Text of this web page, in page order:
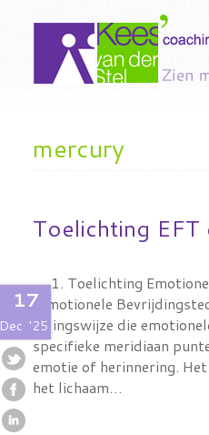
mercury
Toelichting
17
Dec '25
1. Toelichting
(Emotionele
helingswijze die
specifieke meridiaan
emotie of herinnering.
het lichaam…